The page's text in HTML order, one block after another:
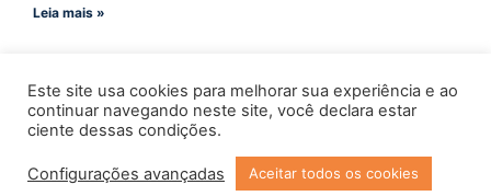
Leia mais »
Copyright © 2023 Todos os Direitos Reservados
Este site usa cookies para melhorar sua experiência e ao
continuar navegando neste site, você declara estar
ciente dessas condições.
Configurações avançadas Aceitar todos os cookies